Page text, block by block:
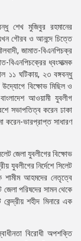
শেখ মুজিবুর রহমানের
গৌরব ও আনন্দে চিত্তে
জামাত-বিএনপিচক্র
বিএনপিচক্রের ধ্বংসাত্মক
১১ ঘটিকায়, ২৩ বঙ্গবন্ধু
উদ্যোগে বিক্ষোভ মিছিল ও
আওয়ামী যুবলীগ
সভাপতিত্ব করেন ঢাকা
করেন-ভারপ্রাপ্ত সাধারণ
জেলা যুবলীগের বিক্ষোভ
যুবলীগের নির্দেশে সিলেট
শামীম আহমদের নেতৃত্বে
জেলা পরিষদের সামন থেকে
শহীদ মিনারে এক
বিরোধী অপশক্তি